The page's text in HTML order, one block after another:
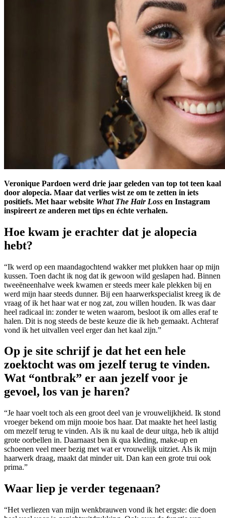
Veronique Pardoen werd drie jaar geleden van top tot teen kaal
door alopecia. Maar dat verlies wist ze om te zetten in iets
positiefs. Met haar website What The Hair Loss en Instagram
inspireert ze anderen met tips en échte verhalen.
Hoe kwam je erachter dat je alopecia
hebt?
“Ik werd op een maandagochtend wakker met plukken haar op mijn
kussen. Toen dacht ik nog dat ik gewoon wild geslapen had. Binnen
tweeëneenhalve week kwamen er steeds meer kale plekken bij en
werd mijn haar steeds dunner. Bij een haarwerkspecialist kreeg ik de
vraag of ik het haar wat er nog zat, zou willen houden. Ik was daar
heel radicaal in: zonder te weten waarom, besloot ik om alles eraf te
halen. Dit is nog steeds de beste keuze die ik heb gemaakt. Achteraf
vond ik het uitvallen veel erger dan het kaal zijn.”
Op je site schrijf je dat het een hele
zoektocht was om jezelf terug te vinden.
Wat “ontbrak” er aan jezelf voor je
gevoel, los van je haren?
“Je haar voelt toch als een groot deel van je vrouwelijkheid. Ik stond
vroeger bekend om mijn mooie bos haar. Dat maakte het heel lastig
om mezelf terug te vinden. Als ik nu kaal de deur uitga, heb ik altijd
grote oorbellen in. Daarnaast ben ik qua kleding, make-up en
schoenen veel meer bezig met wat er vrouwelijk uitziet. Als ik mijn
haarwerk draag, maakt dat minder uit. Dan kan een grote trui ook
prima.”
Waar liep je verder tegenaan?
“Het verliezen van mijn wenkbrauwen vond ik het ergste: die doen